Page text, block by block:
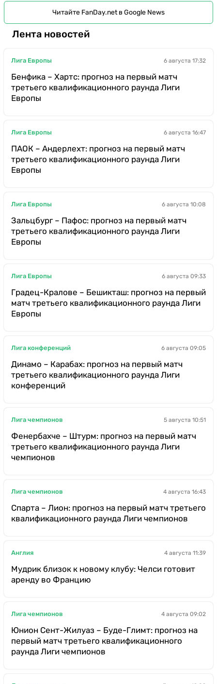
Читайте FanDay.net в Google News
Лента новостей
Лига Европы 6 августа 17:32
Бенфика – Хартс: прогноз на первый матч
третьего квалификационного раунда Лиги
Европы
Лига Европы 6 августа 16:47
ПАОК – Андерлехт: прогноз на первый матч
третьего квалификационного раунда Лиги
Европы
Лига Европы 6 августа 10:08
Зальцбург – Пафос: прогноз на первый матч
третьего квалификационного раунда Лиги
Европы
Лига Европы 6 августа 09:33
Градец-Кралове – Бешикташ: прогноз на первый
матч третьего квалификационного раунда Лиги
Европы
Лига конференций 6 августа 09:05
Динамо – Карабах: прогноз на первый матч
третьего квалификационного раунда Лиги
конференций
Лига чемпионов 5 августа 10:51
Фенербахче – Штурм: прогноз на первый матч
третьего квалификационного раунда Лиги
чемпионов
Лига чемпионов 4 августа 16:43
Спарта – Лион: прогноз на первый матч третьего
квалификационного раунда Лиги чемпионов
Англия 4 августа 11:39
Мудрик близок к новому клубу: Челси готовит
аренду во Францию
Лига чемпионов 4 августа 09:02
Юнион Сент-Жилуаз – Буде-Глимт: прогноз на
первый матч третьего квалификационного
раунда Лиги чемпионов